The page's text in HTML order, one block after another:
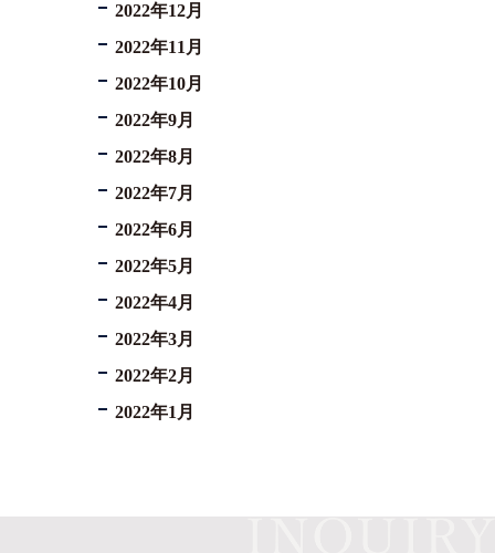
2022年12月
2022年11月
2022年10月
2022年9月
2022年8月
2022年7月
2022年6月
2022年5月
2022年4月
2022年3月
2022年2月
2022年1月